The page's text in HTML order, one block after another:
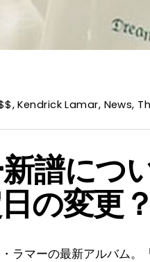
,Kendrick Lamar, News,
譜につ
の変更？
ラマーの最新アルバム